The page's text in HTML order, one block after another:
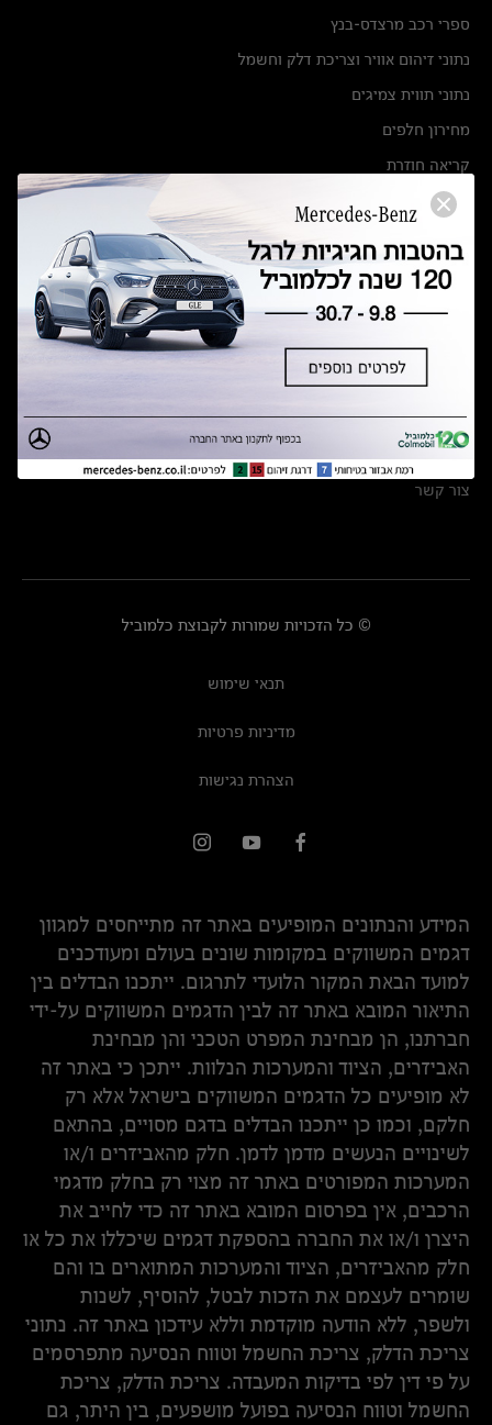
ספרי רכב מרצדס-בנץ
נתוני זיהום אוויר וצריכת דלק וחשמל
נתוני תווית צמיגים
מחירון חלפים
קריאה חוזרת
הודעה על הטבות לרכבי מרצדס בהסדר פשרה בתצ 56447-02-19
תקנון ימי מכירות 120 לכלמוביל
מצאו אותנו
אולמות תצוגה
מרכזי שירות
צור קשר
© כל הזכויות שמורות לקבוצת כלמוביל
תנאי שימוש
מדיניות פרטיות
הצהרת נגישות
המידע והנתונים המופיעים באתר זה מתייחסים למגוון
דגמים המשווקים במקומות שונים בעולם ומעודכנים
למועד הבאת המקור הלועדי לתרגום. ייתכנו הבדלים בין
התיאור המובא באתר זה לבין הדגמים המשווקים על-ידי
חברתנו, הן מבחינת המפרט הטכני והן מבחינת
האביזרים, הציוד והמערכות הנלוות. ייתכן כי באתר זה
לא מופיעים כל הדגמים המשווקים בישראל אלא רק
חלקם, וכמו כן ייתכנו הבדלים בדגם מסויים, בהתאם
לשינויים הנעשים מדמן לדמן. חלק מהאביזרים ו/או
המערכות המפורטים באתר זה מצוי רק בחלק מדגמי
הרכבים, אין בפרסום המובא באתר זה כדי לחייב את
היצרן ו/או את החברה בהספקת דגמים שיכללו את כל או
חלק מהאביזרים, הציוד והמערכות המתוארים בו והם
שומרים לעצמם את הזכות לבטל, להוסיף, לשנות
ולשפר, ללא הודעה מוקדמת וללא עידכון באתר זה. נתוני
צריכת הדלק, צריכת החשמל וטווח הנסיעה מתפרסמים
על פי דין לפי בדיקות המעבדה. צריכת הדלק, צריכת
החשמל וטווח הנסיעה בפועל מושפעים, בין היתר, גם